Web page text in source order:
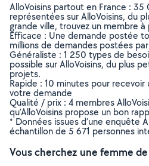
AlloVoisins partout en France :
représentées sur AlloVoisins, du
grande ville, trouvez un membre
Efficace : Une demande postée
millions de demandes postées
Généraliste : 1 250 types de
possible sur AlloVoisins, du plus
projets.
Rapide : 10 minutes pour
votre demande
Qualité / prix : 4 membres
qu’AlloVoisins propose un bon
* Données issues d’une enquête
échantillon de 5 671 personnes
Vous cherchez une femme